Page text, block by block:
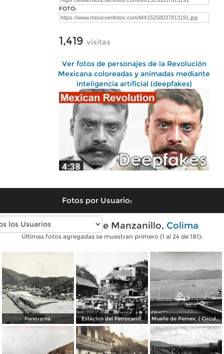
FOTO:
1,419 visitas
Ver fotos de personajes de la Revolución
Mexicana coloreadas y animadas mediante
inteligencia artificial (deepfakes)
Fotos por Usuario:
Fotos antiguas de Manzanillo, Colima
Últimas fotos agregadas se muestran primero (1 al 24 de 181):
Panorama. Estacion del Ferrocarril. Muelle de Pemex, ( Circulada el 21 de Septiembre de 1962 ).